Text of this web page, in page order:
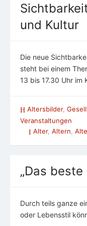
und Kultur
Die neue
steht bei einem
13 bis 17.30 Uhr im
Altersbilder,
Veranstaltungen
Alter, Altern
„Das
Durch teils ganze
oder Lebensstil